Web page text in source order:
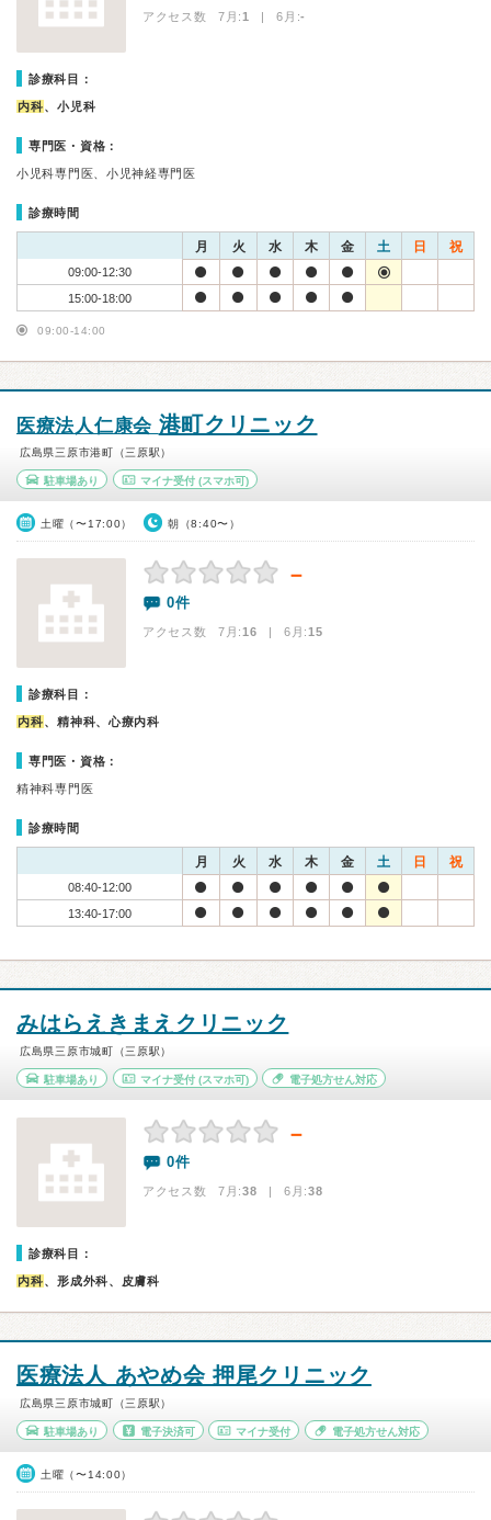
アクセス数 7月:1 | 6月:-
診療科目：
内科、小児科
専門医・資格：
小児科専門医、小児神経専門医
診療時間
月 火 水 木 金 土 日 祝
09:00-12:30
15:00-18:00
09:00-14:00
医療法人仁康会 港町クリニック
広島県三原市港町（三原駅）
駐車場あり マイナ受付(スマホ可)
土曜（〜17:00） 朝（8:40〜）
－
0件
アクセス数 7月:16 | 6月:15
診療科目：
内科、精神科、心療内科
専門医・資格：
精神科専門医
診療時間
月 火 水 木 金 土 日 祝
08:40-12:00
13:40-17:00
みはらえきまえクリニック
広島県三原市城町（三原駅）
駐車場あり マイナ受付(スマホ可) 電子処方せん対応
－
0件
アクセス数 7月:38 | 6月:38
診療科目：
内科、形成外科、皮膚科
医療法人 あやめ会 押尾クリニック
広島県三原市城町（三原駅）
駐車場あり 電子決済可 マイナ受付 電子処方せん対応
土曜（〜14:00）